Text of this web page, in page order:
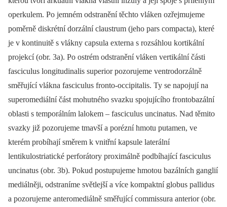
operkulem. Po jemném odstranění těchto vláken ozřejmujeme
poměrně diskrétní dorzální claustrum (jeho pars compacta), které
je v kontinuitě s vlákny capsula externa s rozsáhlou kortikální
projekcí (obr. 3a). Po ostrém odstranění vláken vertikální části
fasciculus longitudinalis superior pozorujeme ventrodorzálně
směřující vlákna fasciculus fronto-occipitalis. Ty se napojují na
superomediální část mohutného svazku spojujícího frontobazální
oblasti s temporálním lalokem –⁠ fasciculus uncinatus. Nad těmito
svazky již pozorujeme tmavší a porézní hmotu putamen, ve
kterém probíhají směrem k vnitřní kapsule laterální
lentikulostriatické perforátory proximálně podbíhající fasciculus
uncinatus (obr. 3b). Pokud postupujeme hmotou bazálních ganglií
mediálněji, odstraníme světlejší a více kompaktní globus pallidus
a pozorujeme anteromediálně směřující commissura anterior (obr.